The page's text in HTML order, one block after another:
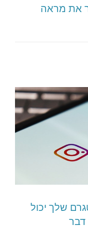
מראה
שלך יכול